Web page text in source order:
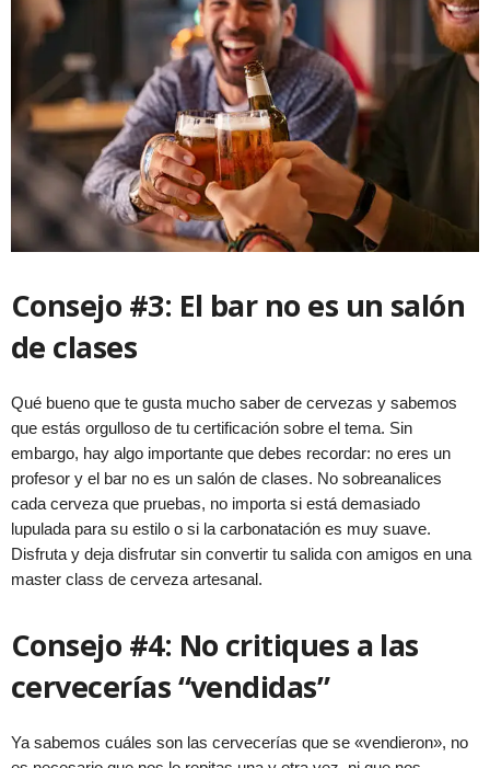
Consejo #3: El bar no es un salón
de clases
Qué bueno que te gusta mucho saber de cervezas y sabemos
que estás orgulloso de tu certificación sobre el tema. Sin
embargo, hay algo importante que debes recordar: no eres un
profesor y el bar no es un salón de clases. No sobreanalices
cada cerveza que pruebas, no importa si está demasiado
lupulada para su estilo o si la carbonatación es muy suave.
Disfruta y deja disfrutar sin convertir tu salida con amigos en una
master class de cerveza artesanal.
Consejo #4: No critiques a las
cervecerías “vendidas”
Ya sabemos cuáles son las cervecerías que se «vendieron», no